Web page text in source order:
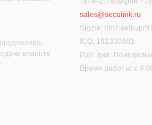
клиенту
sales@seculink.ru
Skype:
ICQ: 192330681
Раб. дни:
Время работы: с